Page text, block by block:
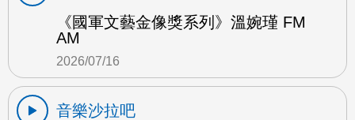
《國軍文藝金像獎系列》溫婉瑾 FM
AM
2026/07/16
音樂沙拉吧